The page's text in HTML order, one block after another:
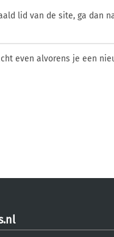
lid van de site, ga dan
even alvorens je een